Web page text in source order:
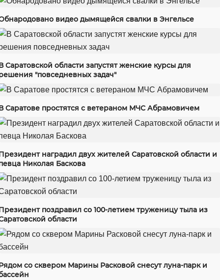
видео дымящейся свалки в Энгельсе
Саратовской области запустят женские курсы для
"повседневных задач"
Саратове простятся с ветераном МЧС Абрамовичем
наградил двух жителей Саратовской области и
Николая Баскова
поздравил со 100-летием труженицу тыла из
области
со сквером Марины Расковой снесут луна-парк и